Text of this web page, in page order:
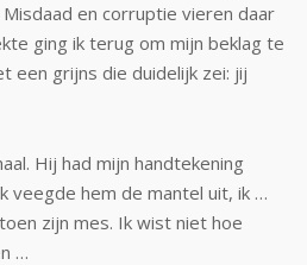
en corruptie vieren daar
ging ik terug om mijn beklag te
een grijns die duidelijk zei: jij
Hij had mijn handtekening
veegde hem de mantel uit, ik …
zijn mes. Ik wist niet hoe
…